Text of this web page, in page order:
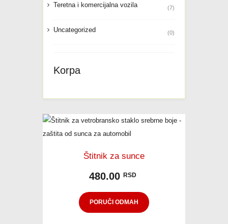
Teretna i komercijalna vozila (7)
Uncategorized (0)
Korpa
Štitnik za sunce
480.00 RSD
PORUČI ODMAH